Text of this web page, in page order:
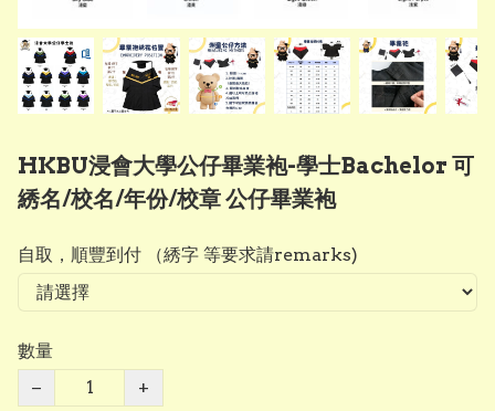
HKBU浸會大學公仔畢業袍-學士Bachelor 可
綉名/校名/年份/校章 公仔畢業袍
自取，順豐到付 （綉字 等要求請remarks)
數量
−
+